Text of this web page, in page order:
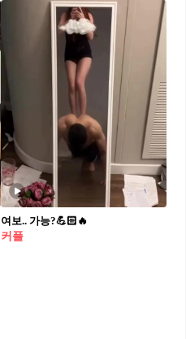
여보.. 가능?💪🏻🔥
커플